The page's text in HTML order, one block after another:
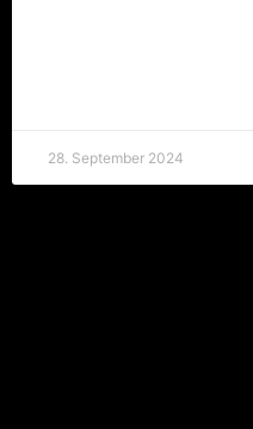
28. September 2024